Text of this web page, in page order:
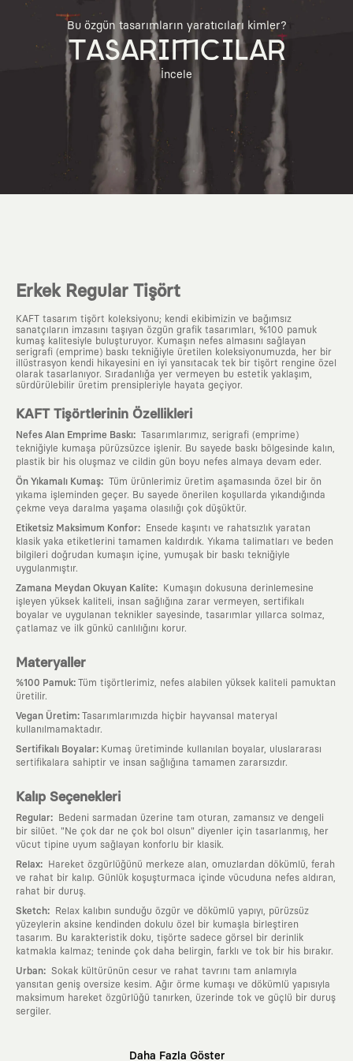
Bu özgün tasarımların yaratıcıları kimler?
TASARIMCILAR
İncele
Erkek Regular Tişört
KAFT tasarım tişört koleksiyonu; kendi ekibimizin ve bağımsız
sanatçıların imzasını taşıyan özgün grafik tasarımları, %100 pamuk
kumaş kalitesiyle buluşturuyor. Kumaşın nefes almasını sağlayan
serigrafi (emprime) baskı tekniğiyle üretilen koleksiyonumuzda, her bir
illüstrasyon kendi hikayesini en iyi yansıtacak tek bir tişört rengine özel
olarak tasarlanıyor. Sıradanlığa yer vermeyen bu estetik yaklaşım,
sürdürülebilir üretim prensipleriyle hayata geçiyor.
KAFT Tişörtlerinin Özellikleri
Nefes Alan Emprime Baskı: Tasarımlarımız, serigrafi (emprime)
tekniğiyle kumaşa pürüzsüzce işlenir. Bu sayede baskı bölgesinde kalın,
plastik bir his oluşmaz ve cildin gün boyu nefes almaya devam eder.
Ön Yıkamalı Kumaş: Tüm ürünlerimiz üretim aşamasında özel bir ön
yıkama işleminden geçer. Bu sayede önerilen koşullarda yıkandığında
çekme veya daralma yaşama olasılığı çok düşüktür.
Etiketsiz Maksimum Konfor:
Ensede kaşıntı ve rahatsızlık yaratan
klasik yaka etiketlerini tamamen kaldırdık. Yıkama talimatları ve beden
bilgileri doğrudan kumaşın içine, yumuşak bir baskı tekniğiyle
uygulanmıştır.
Zamana Meydan Okuyan Kalite:
Kumaşın dokusuna derinlemesine
işleyen yüksek kaliteli, insan sağlığına zarar vermeyen, sertifikalı
boyalar ve uygulanan teknikler sayesinde, tasarımlar yıllarca solmaz,
çatlamaz ve ilk günkü canlılığını korur.
Materyaller
%100 Pamuk: Tüm tişörtlerimiz, nefes alabilen yüksek kaliteli pamuktan
üretilir.
Vegan Üretim: Tasarımlarımızda hiçbir hayvansal materyal
kullanılmamaktadır.
Sertifikalı Boyalar: Kumaş üretiminde kullanılan boyalar, uluslararası
sertifikalara sahiptir ve insan sağlığına tamamen zararsızdır.
Kalıp Seçenekleri
Regular:
Bedeni sarmadan üzerine tam oturan, zamansız ve dengeli
bir silüet. "Ne çok dar ne çok bol olsun" diyenler için tasarlanmış, her
vücut tipine uyum sağlayan konforlu bir klasik.
Relax:
Hareket özgürlüğünü merkeze alan, omuzlardan dökümlü, ferah
ve rahat bir kalıp. Günlük koşuşturmaca içinde vücuduna nefes aldıran,
rahat bir duruş.
Sketch:
Relax kalıbın sunduğu özgür ve dökümlü yapıyı, pürüzsüz
yüzeylerin aksine kendinden dokulu özel bir kumaşla birleştiren
tasarım. Bu karakteristik doku, tişörte sadece görsel bir derinlik
katmakla kalmaz; teninde çok daha belirgin, farklı ve tok bir his bırakır.
Urban: Sokak kültürünün cesur ve rahat tavrını tam anlamıyla
yansıtan geniş oversize kesim. Ağır örme kumaşı ve dökümlü yapısıyla
maksimum hareket özgürlüğü tanırken, üzerinde tok ve güçlü bir duruş
sergiler.
Daha Fazla Göster